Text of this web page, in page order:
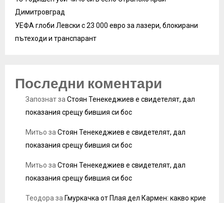
Димитровград
УЕФА глоби Левски с 23 000 евро за лазери, блокирани
пътеходи и транспарант
Последни коментари
ЗапознатзаСтоян Тенекеджиев е свидетелят, дал
показания срещу бившия си бос
Митьо заСтоян Тенекеджиев е свидетелят, дал
показания срещу бившия си бос
Митьо заСтоян Тенекеджиев е свидетелят, дал
показания срещу бившия си бос
Теодораза Гмуркачка от Плая дел Кармен: какво крие